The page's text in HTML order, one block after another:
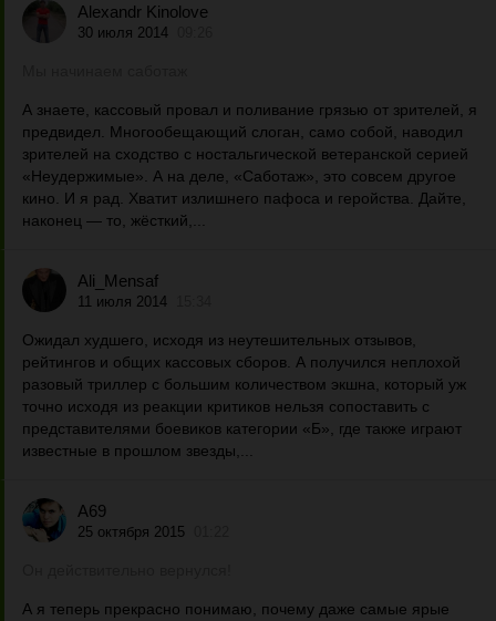
Alexandr Kinolove
30 июля 2014
А знаете, кассовый провал и поливание грязью от зрителей, я
предвидел. Многообещающий слоган, само собой, наводил
зрителей на сходство с ностальгической ветеранской серией
«Неудержимые». А на деле, «Саботаж», это совсем другое
кино. И я рад. Хватит излишнего пафоса и геройства. Дайте,
наконец — то, жёсткий,...
Ali_Mensaf
11 июля 2014
Ожидал худшего, исходя из неутешительных отзывов,
рейтингов и общих кассовых сборов. А получился неплохой
разовый триллер с большим количеством экшна, который уж
точно исходя из реакции критиков нельзя сопоставить с
представителями боевиков категории «Б», где также играют
известные в прошлом звезды,...
A69
25 октября 2015
А я теперь прекрасно понимаю, почему даже самые ярые